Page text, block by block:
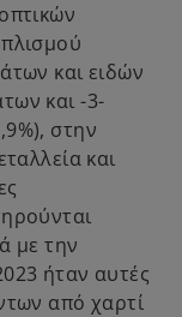
και ειδών
και -3-
στην
και
με την
ήταν αυτές
από χαρτί